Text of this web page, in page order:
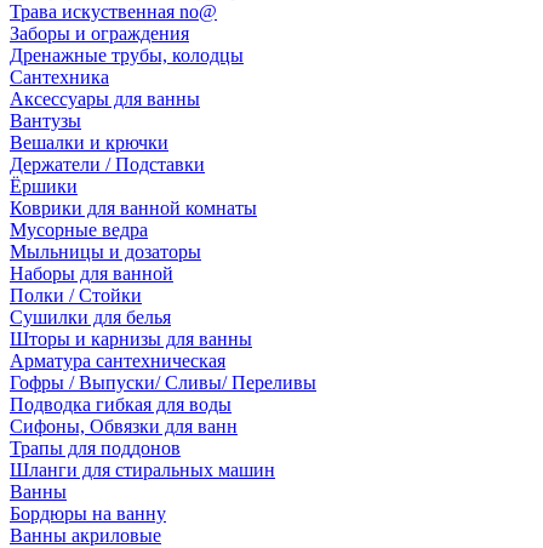
Трава искуственная no@
Заборы и ограждения
Дренажные трубы, колодцы
Сантехника
Аксессуары для ванны
Вантузы
Вешалки и крючки
Держатели / Подставки
Ёршики
Коврики для ванной комнаты
Мусорные ведра
Мыльницы и дозаторы
Наборы для ванной
Полки / Стойки
Сушилки для белья
Шторы и карнизы для ванны
Арматура сантехническая
Гофры / Выпуски/ Сливы/ Переливы
Подводка гибкая для воды
Сифоны, Обвязки для ванн
Трапы для поддонов
Шланги для стиральных машин
Ванны
Бордюры на ванну
Ванны акриловые